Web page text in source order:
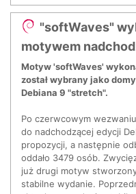
"softWaves"
motywem
Motyw 'softWaves'
został wybrany jako
Debiana 9 "stretch".
Po czerwcowym
do nadchodzącej edycji
propozycji, a następnie
oddało 3479 osób.
już drugi motyw
stabilne wydanie.